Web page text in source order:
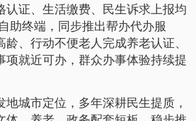
认证、生活缴费、民生诉求上报均
助终端，同步推出帮办代办服
、行动不便老人完成养老认证、
项就近可办，群众办事体验持续提
城市定位，多年深耕民生提质，